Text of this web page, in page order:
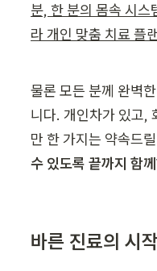
분, 한 분의 몸속 시
라 개인 맞춤 치료 플
물론 모든 분께 완벽
니다. 개인차가 있고,
만 한 가지는 약속드
수 있도록 끝까지 함
바른 진료의 시